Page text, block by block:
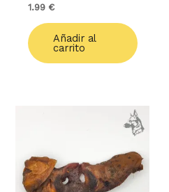
1.99 €
Añadir al
carrito